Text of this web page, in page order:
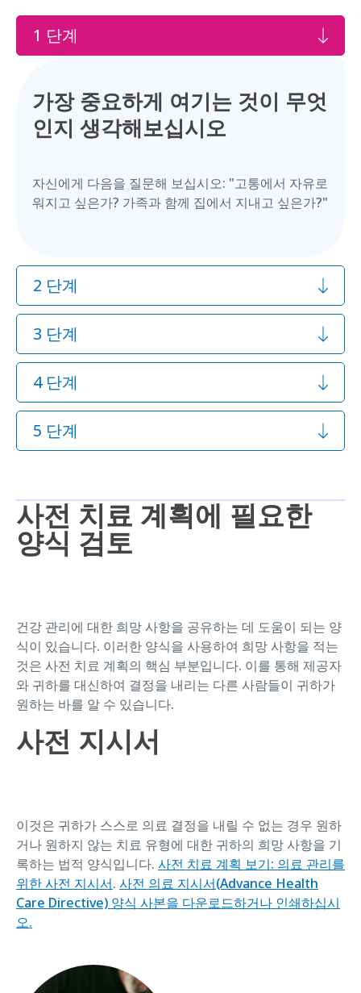
1 단계
가장 중요하게 여기는 것이 무엇
인지 생각해보십시오
자신에게 다음을 질문해 보십시오: "고통에서 자유로
워지고 싶은가? 가족과 함께 집에서 지내고 싶은가?"
2 단계
3 단계
4 단계
5 단계
사전 치료 계획에 필요한
양식 검토
건강 관리에 대한 희망 사항을 공유하는 데 도움이 되는 양
식이 있습니다. 이러한 양식을 사용하여 희망 사항을 적는
것은 사전 치료 계획의 핵심 부분입니다. 이를 통해 제공자
와 귀하를 대신하여 결정을 내리는 다른 사람들이 귀하가
원하는 바를 알 수 있습니다.
사전 지시서
이것은 귀하가 스스로 의료 결정을 내릴 수 없는 경우 원하
거나 원하지 않는 치료 유형에 대한 귀하의 희망 사항을 기
록하는 법적 양식입니다. 사전 치료 계획 보기: 의료 관리를
위한 사전 지시서. 사전 의료 지시서(Advance Health
Care Directive) 양식 사본을 다운로드하거나 인쇄하십시
오.